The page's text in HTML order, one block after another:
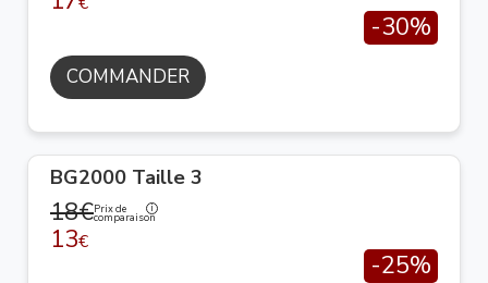
-30%
COMMANDER
BG2000 Taille 3
18€Prix de
comparaison
13€
-25%